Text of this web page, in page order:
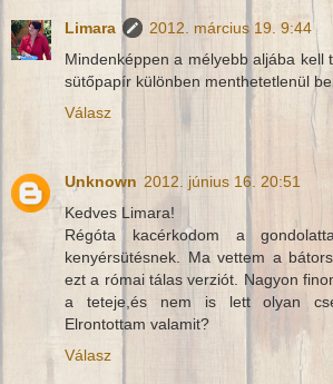
Limara
2012. március 19. 9:44
Mindenképpen a mélyebb aljába kell
sütőpapír különben menthetetlenül
Válasz
Unknown 2012. június 16. 20:51
Kedves Limara!
Régóta kacérkodom a
kenyérsütésnek. Ma vettem a
ezt a római tálas verziót. Nagyon
a teteje,és nem is lett olyan
Elrontottam valamit?
Válasz